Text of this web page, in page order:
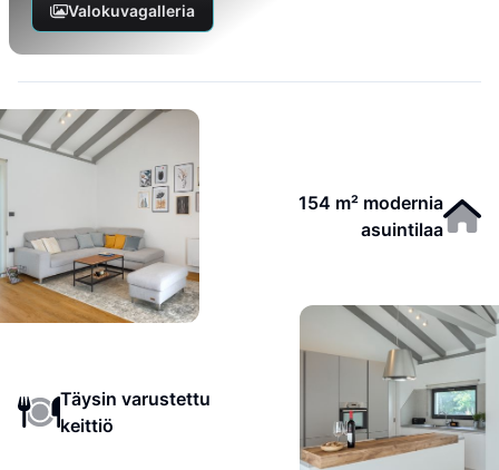
Valokuvagalleria
154 m² modernia
asuintilaa
Täysin varustettu
keittiö